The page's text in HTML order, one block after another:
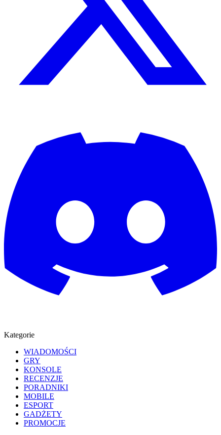
Kategorie
WIADOMOŚCI
GRY
KONSOLE
RECENZJE
PORADNIKI
MOBILE
ESPORT
GADŻETY
PROMOCJE